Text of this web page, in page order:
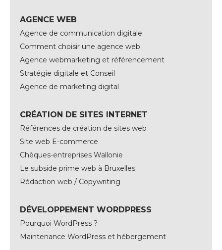
AGENCE WEB
Agence de communication digitale
Comment choisir une agence web
Agence webmarketing et référencement
Stratégie digitale et Conseil
Agence de marketing digital
CRÉATION DE SITES INTERNET
Références de création de sites web
Site web E-commerce
Chèques-entreprises Wallonie
Le subside prime web à Bruxelles
Rédaction web / Copywriting
DÉVELOPPEMENT WORDPRESS
Pourquoi WordPress ?
Maintenance WordPress et hébergement